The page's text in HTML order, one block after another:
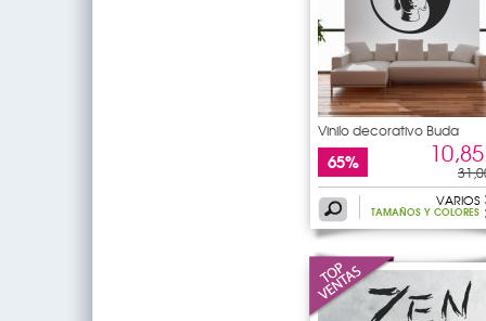
Vinilo decorativo Buda
65%
VARIOS
TAMAÑOS Y COLORES